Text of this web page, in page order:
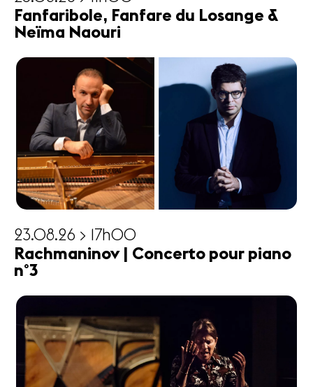
Fanfaribole, Fanfare du Losange &
Neïma Naouri
23.08.26 > 17h00
Rachmaninov | Concerto pour piano
n°3